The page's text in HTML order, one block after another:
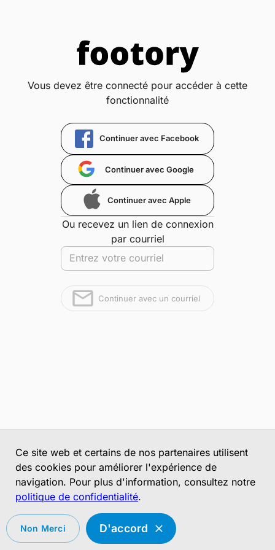
Ce site web et certains de nos partenaires utilisent
des cookies pour améliorer l'expérience de
navigation. Pour plus d'information, consultez notre
politique de confidentialité.
Non Merci D'accord
Vous devez être connecté pour accéder à cette
fonctionnalité
Continuer avec Facebook
Continuer avec Google
Continuer avec Apple
Ou recevez un lien de connexion
par courriel
Continuer avec un courriel